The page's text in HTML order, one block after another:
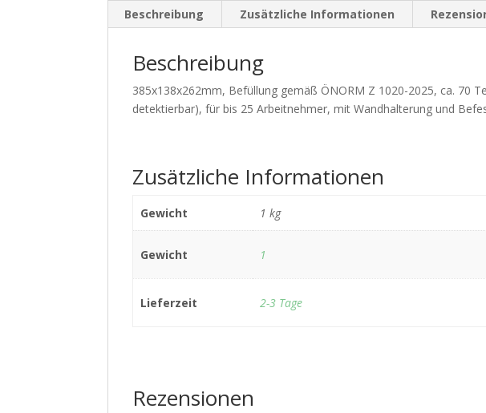
Beschreibung Zusätzliche Informationen
Beschreibung
385x138x262mm, Befüllung gemäß ÖNORM Z 1020-2025, ca. 70
detektierbar), für bis 25 Arbeitnehmer, mit Wandhalterung und
Zusätzliche Informationen
Gewicht 1 kg
Gewicht 1
Lieferzeit 2-3 Tage
Rezensionen